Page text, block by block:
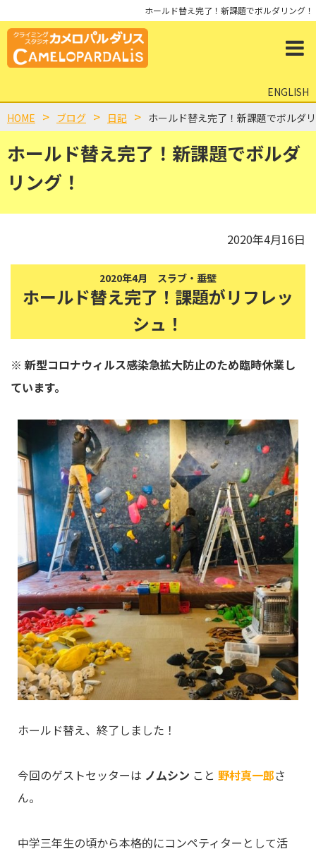
ホールド替え完了！新課題でボルダリング！
ENGLISH
ホールド替え完了！新課題でボルダ
リング！
HOME ブログ 日記 ホールド替え完了！新課題でボルダ
2020年4月16日
2020年4月 スラブ・垂壁
ホールド替え完了！課題がリフレッ
シュ！
※ 新型コロナウィルス感染急拡大防止のため臨時休業し
ています。
ホールド替え、終了しました！
今回のゲストセッターは ノムシン こと 野村真一郎さ
ん。
中学三年生の頃から本格的にコンペティターとして活